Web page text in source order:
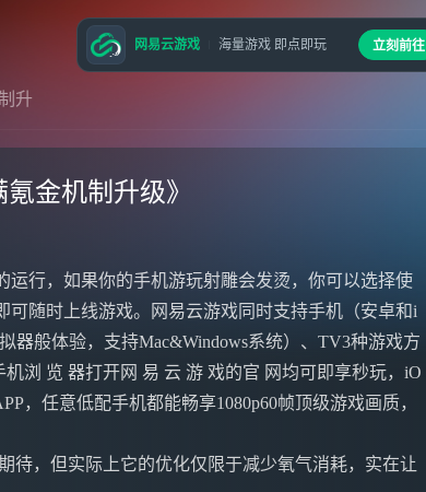
升
金机制升级》
行，如果你的手机游玩射雕会发烫，你可以选择使
随时上线游戏。网易云游戏同时支持手机（安卓和i
器般体验，支持Mac&Windows系统）、TV3种游戏方
浏 览 器打开网 易 云 游 戏的官 网均可即享秒玩，iO
，任意低配手机都能畅享1080p60帧顶级游戏画质，
待，但实际上它的优化仅限于减少氧气消耗，实在让
网易云游戏 海量游戏 即点即玩 立刻前往